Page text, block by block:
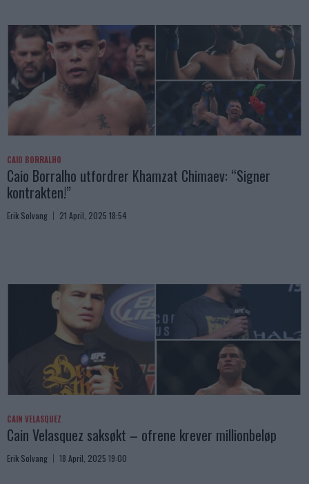
CAIO BORRALHO
Caio Borralho utfordrer Khamzat Chimaev: “Signer
kontrakten!”
Erik Solvang 21 April, 2025 18:54
CAIN VELASQUEZ
Cain Velasquez saksøkt – ofrene krever millionbeløp
Erik Solvang 18 April, 2025 19:00